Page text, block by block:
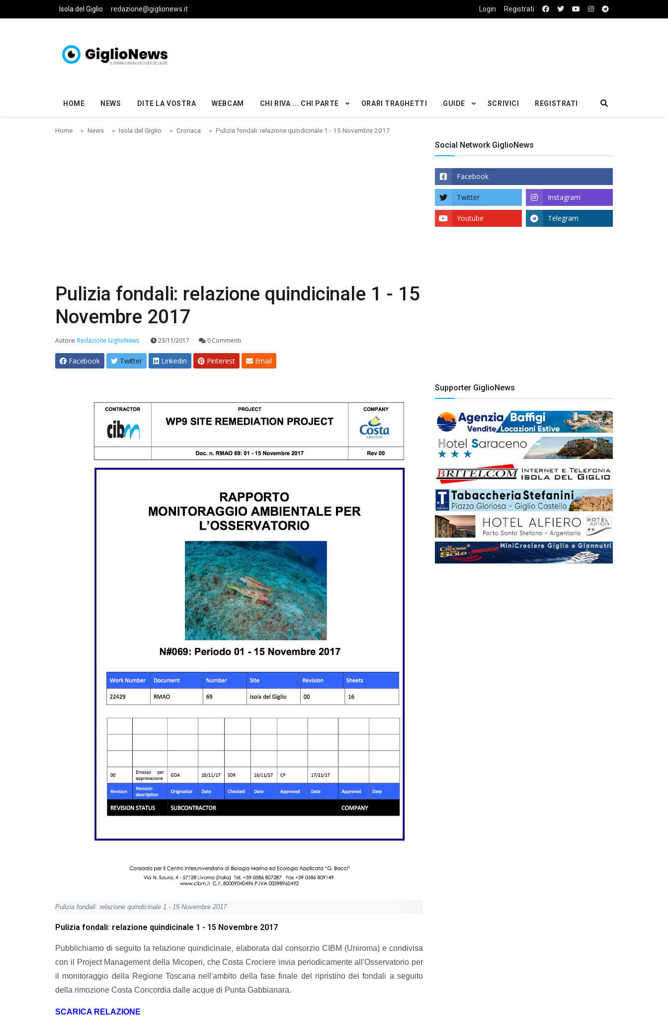
Skip to main content
Isola del Giglio redazione@giglionews.it Login Registrati
HOME NEWS DITE LA VOSTRA WEBCAM CHI RIVA ... CHI PARTE ORARI TRAGHETTI GUIDE SCRIVICI REGISTRATI
Home News Isola del Giglio Cronaca Pulizia fondali: relazione quindicinale 1 - 15 Novembre 2017
Pulizia fondali: relazione quindicinale 1 - 15
Novembre 2017
Autore:Redazione GiglioNews 23/11/2017 0 Commenti
Facebook Twitter Linkedin Pinterest Email
Pulizia fondali: relazione quindicinale 1 - 15 Novembre 2017
Pulizia fondali: relazione quindicinale 1 - 15 Novembre 2017
Pubblichiamo di seguito la relazione quindicinale, elaborata dal consorzio CIBM (Uniroma) e condivisa
con il Project Management della Micoperi, che Costa Crociere invia periodicamente all'Osservatorio per
il monitoraggio della Regione Toscana nell'ambito della fase finale del ripristino dei fondali a seguito
della rimozione Costa Concordia dalle acque di Punta Gabbianara.
SCARICA RELAZIONE
Social Network GiglioNews
Facebook
Twitter Instagram
Youtube Telegram
Supporter GiglioNews